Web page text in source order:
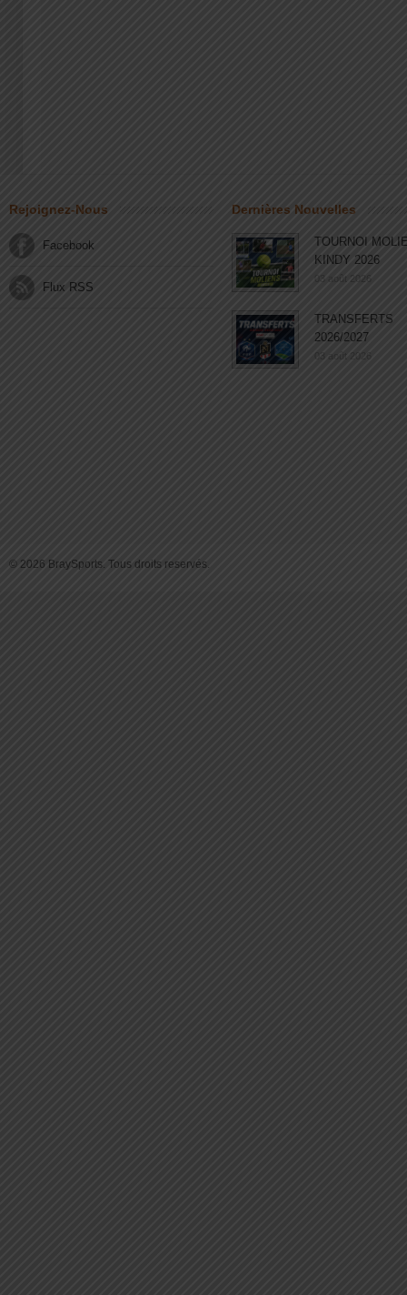
Rejoignez-Nous
Facebook
Flux RSS
Dernières Nouvelles
TOURNOI
KINDY 2026
03 août 2026
TRANSFERTS
2026/2027
03 août 2026
© 2026 BraySports. Tous droits reservés.